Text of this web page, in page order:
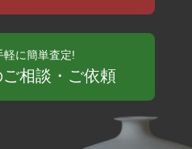
軽に簡単査定!
相談・ご依頼